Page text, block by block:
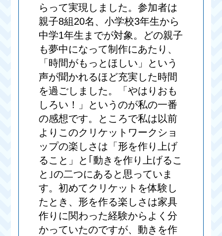
らって実現しました。参加者は
親子8組20名、小学校3年生から
中学1年生までが対象。どの親子
も夢中になって制作にあたり、
「時間がもっとほしい」という
声が聞かれるほど充実した時間
を過ごしました。「やはりおも
しろい！」というのが私の一番
の感想です。ところで私は以前
よりこのクリケットワークショ
ップの楽しさは「形を作り上げ
ること」と｢動きを作り上げるこ
と｣の二つにあると思っていま
す。初めてクリケットを体験し
たとき、形を作る楽しさは家具
作りに関わった経験からよく分
かっていたのですが、動きを作